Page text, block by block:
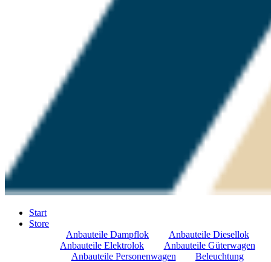
Start
Store
Anbauteile Dampflok
Anbauteile Diesellok
Anbauteile Elektrolok
Anbauteile Güterwagen
Anbauteile Personenwagen
Beleuchtung